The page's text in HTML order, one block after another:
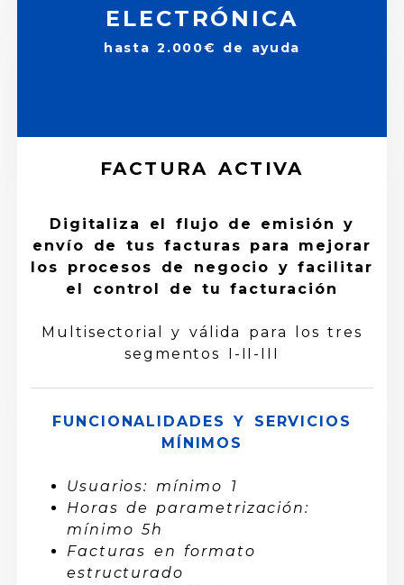
ELECTRÓNICA
hasta 2.000€ de ayuda
FACTURA ACTIVA
Digitaliza el flujo de emisión y
envío de tus facturas para mejorar
los procesos de negocio y facilitar
el control de tu facturación
Multisectorial y válida para los tres
segmentos I-II-III
FUNCIONALIDADES Y SERVICIOS
MÍNIMOS
Usuarios: mínimo 1
Horas de parametrización:
mínimo 5h
Facturas en formato
estructurado